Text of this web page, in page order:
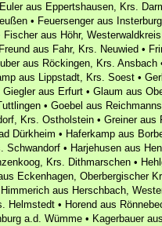
aus Eppertshausen, Krs.
• Feuersenger aus
aus Höhr,
aus Fahr, Krs. Neuwied •
aus Röckingen, Krs. Ansbach
aus Lippstadt, Krs. Soest •
aus Erfurt • Glaum aus
• Goebel aus
Krs. Ostholstein • Greiner aus
Dürkheim • Haferkamp aus
Schwandorf • Harjehusen aus
Krs. Dithmarschen •
Eckenhagen, Oberbergischer
aus Herschbach,
Helmstedt • Horend aus
a.d. Wümme • Kagerbauer